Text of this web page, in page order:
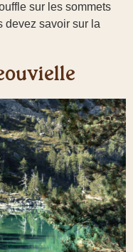
sur les sommets
devez savoir sur la